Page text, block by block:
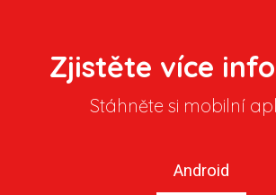
Zjistěte více
Stáhněte si mobilní
Android